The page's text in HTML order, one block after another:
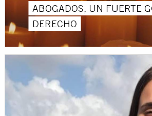
ABOGADOS, UN FUERTE
DERECHO